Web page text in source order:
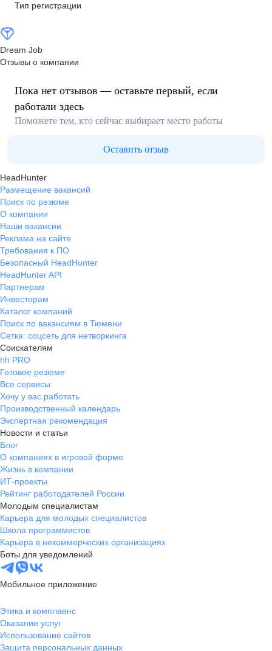
Тип регистрации
Dream Job
Отзывы о компании
Пока нет отзывов — оставьте первый, если
работали здесь
Поможете тем, кто сейчас выбирает место работы
Оставить отзыв
HeadHunter
Размещение вакансий
Поиск по резюме
О компании
Наши вакансии
Реклама на сайте
Требования к ПО
Безопасный HeadHunter
HeadHunter API
Партнерам
Инвесторам
Каталог компаний
Поиск по вакансиям в Тюмени
Сетка: соцсеть для нетворкинга
Соискателям
hh PRO
Готовое резюме
Все сервисы
Хочу у вас работать
Производственный календарь
Экспертная рекомендация
Новости и статьи
Блог
О компаниях в игровой форме
Жизнь в компании
ИТ-проекты
Рейтинг работодателей России
Молодым специалистам
Карьера для молодых специалистов
Школа программистов
Карьера в некоммерческих организациях
Боты для уведомлений
Мобильное приложение
Этика и комплаенс
Оказание услуг
Использование сайтов
Защита персональных данных